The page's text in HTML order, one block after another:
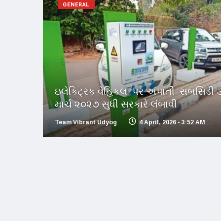
GENERAL
ઇલેક્ટ્રિક વેહિકલ પર અપાતી સબસિડી
માર્ચ ૨૦૨૭ સુધી સરકારે લંબાવી
Team Vibrant Udyog 4 April, 2026 - 3:52 AM